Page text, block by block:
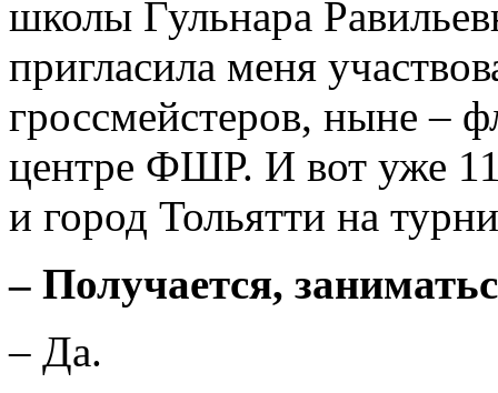
школы Гульнара
пригласила меня
гроссмейстеров, ныне –
центре ФШР. И вот уже
и город Тольятти на
– Получается,
– Да.